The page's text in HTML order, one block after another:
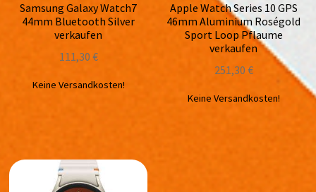
Samsung Galaxy Watch7
44mm Bluetooth Silver
verkaufen
111,30 €
Keine Versandkosten!
Apple Watch Series 10 GPS
46mm Aluminium Roségold
Sport Loop Pflaume
verkaufen
251,30 €
Keine Versandkosten!